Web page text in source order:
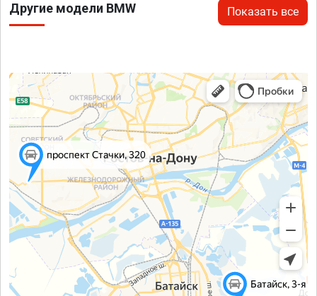
Другие модели BMW Показать все